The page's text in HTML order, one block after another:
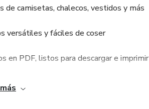
de camisetas, chalecos, vestidos y más
versátiles y fáciles de coser
en PDF, listos para descargar e imprimir
a diferentes razas y tamaños